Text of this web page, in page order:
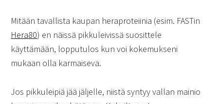
Mitään tavallista kaupan heraproteiinia (esim. FASTin
Hera80) en näissä pikkuleivissä suosittele
käyttämään, lopputulos kun voi kokemukseni
mukaan olla karmaiseva.
Jos pikkuleipiä jää jäljelle, niistä syntyy vallan mainio